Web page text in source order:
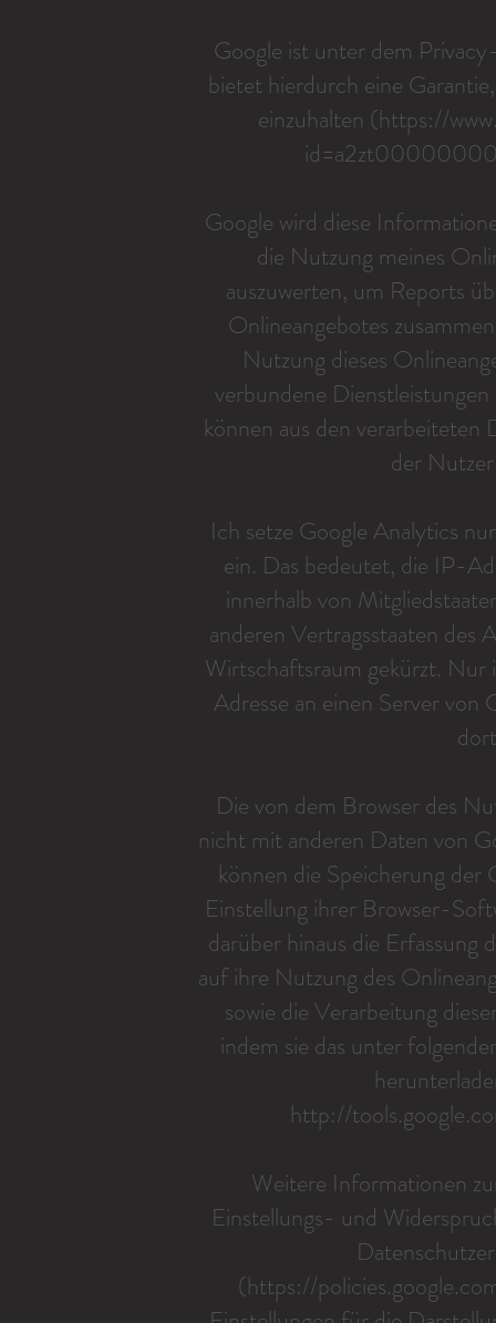
Google ist unter dem
bietet hierdurch eine
einzuhalten (https://
Google wird diese
die Nutzung meines
auszuwerten, um Reports
Onlineangebotes
Nutzung dieses
verbundene
können aus den
der
Ich setze Google Analytics
ein. Das bedeutet, die IP-
innerhalb von
anderen Vertragsstaaten des
Wirtschaftsraum gekürzt. Nur
Adresse an einen Server
Die von dem Browser des
nicht mit anderen Daten von
können die Speicherung der
Einstellung ihrer Browser-
darüber hinaus die Erfassung
auf ihre Nutzung des
sowie die Verarbeitung
indem sie das unter
http://
Weitere Informationen
Einstellungs- und
(https://